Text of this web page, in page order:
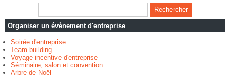
Organiser un évènement d'entreprise
Soirée d'entreprise
Team building
Voyage incentive d'entreprise
Séminaire, salon et convention
Arbre de Noël